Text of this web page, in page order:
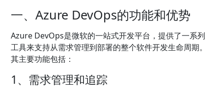
一、Azure DevOps的功能和优势
Azure DevOps是微软的一站式开发平台，提供了一系列
工具来支持从需求管理到部署的整个软件开发生命周期。
其主要功能包括：
1、需求管理和追踪